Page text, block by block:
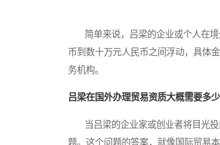
简单来说，吕梁的企业或个人在境
币到数十万元人民币之间浮动，具体
务机构。
吕梁在国外办理贸易资质大概需要多少
当吕梁的企业家或创业者将目光投
题。这个问题的答案，就像国际贸易